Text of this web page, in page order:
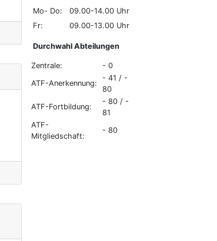
Mo- Do:
09.00-14.00 Uhr
Fr:
09.00-13.00 Uhr
Durchwahl Abteilungen
Zentrale:
- 0
ATF-Anerkennung:
- 41 / -
80
ATF-Fortbildung:
- 80 / -
81
ATF-
Mitgliedschaft:
- 80